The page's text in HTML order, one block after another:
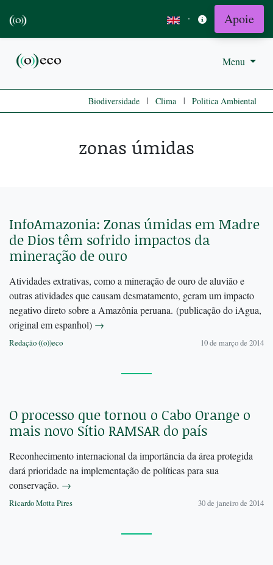
· Apoie
Menu
Biodiversidade | Clima | Politica Ambiental
zonas úmidas
InfoAmazonia: Zonas úmidas em Madre
de Dios têm sofrido impactos da
mineração de ouro
Atividades extrativas, como a mineração de ouro de aluvião e
outras atividades que causam desmatamento, geram um impacto
negativo direto sobre a Amazônia peruana. (publicação do iAgua,
original em espanhol) →
Redação ((o))eco 10 de março de 2014
O processo que tornou o Cabo Orange o
mais novo Sítio RAMSAR do país
Reconhecimento internacional da importância da área protegida
dará prioridade na implementação de políticas para sua
conservação. →
Ricardo Motta Pires 30 de janeiro de 2014